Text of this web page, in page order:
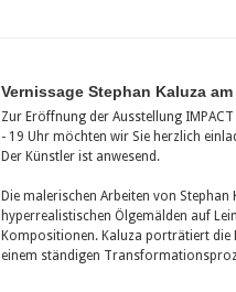
Vernissage Stephan Kaluza am
Zur Eröffnung der Ausstellung
- 19 Uhr möchten wir Sie herzlich
Der Künstler ist anwesend.
Die malerischen Arbeiten von
hyperrealistischen Ölgemälden auf
Kompositionen. Kaluza porträtiert die
einem ständigen